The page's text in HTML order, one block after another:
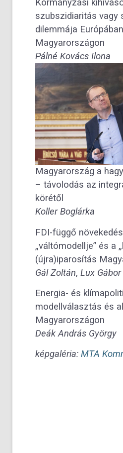
Kormányzási
szubszidiaritás vagy
dilemmája
Magyarországon
Pálné Kovács Ilona
Magyarország a
– távolodás az
körétől
Koller Boglárka
FDI-függő
„váltómodellje” és a
(újra)iparosítás
Gál Zoltán, Lux Gábor
Energia- és
modellválasztás és
Magyarországon
Deák András György
képgaléria: MTA